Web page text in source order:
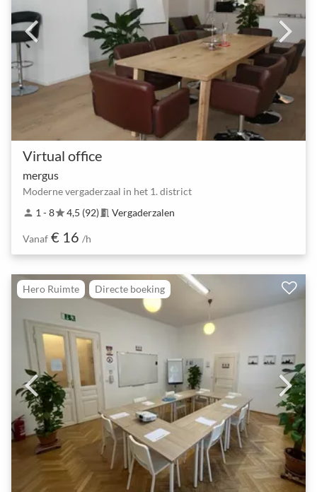
Virtual office
mergus
Moderne vergaderzaal in het 1. district
person 1 - 8star4,5 (92) meeting_room Vergaderzalen
Vanaf € 16 /h
Hero Ruimte Directe boeking